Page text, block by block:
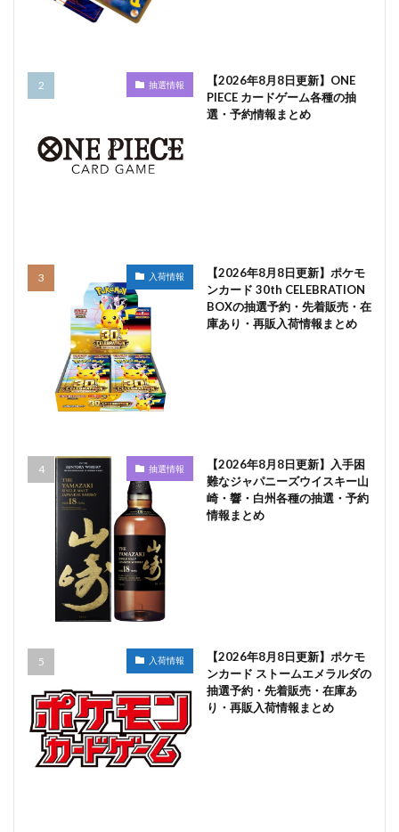
抽選情報
【2026年8月8日更新】ONE
PIECE カードゲーム各種の抽
選・予約情報まとめ
入荷情報
【2026年8月8日更新】ポケモ
ンカード 30th CELEBRATION
BOXの抽選予約・先着販売・在
庫あり・再販入荷情報まとめ
抽選情報
【2026年8月8日更新】入手困
難なジャパニーズウイスキー山
崎・響・白州各種の抽選・予約
情報まとめ
入荷情報
【2026年8月8日更新】ポケモ
ンカード ストームエメラルダの
抽選予約・先着販売・在庫あ
り・再販入荷情報まとめ